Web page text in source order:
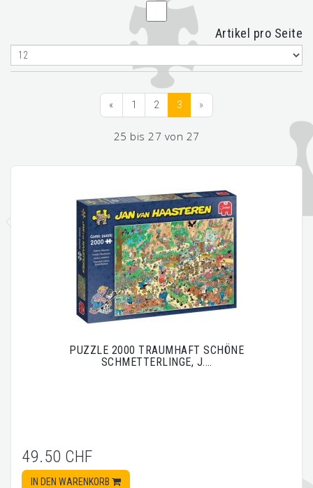
Artikel pro Seite
« 1 2 3 »
25 bis 27 von 27
PUZZLE 2000 TRAUMHAFT SCHÖNE
SCHMETTERLINGE, J.…
49.50 CHF
IN DEN WARENKORB